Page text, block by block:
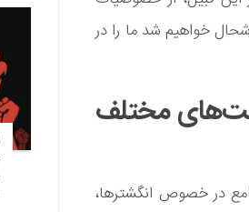
خواهیم شد ما را در
مختلف
در خصوص انگشترها،